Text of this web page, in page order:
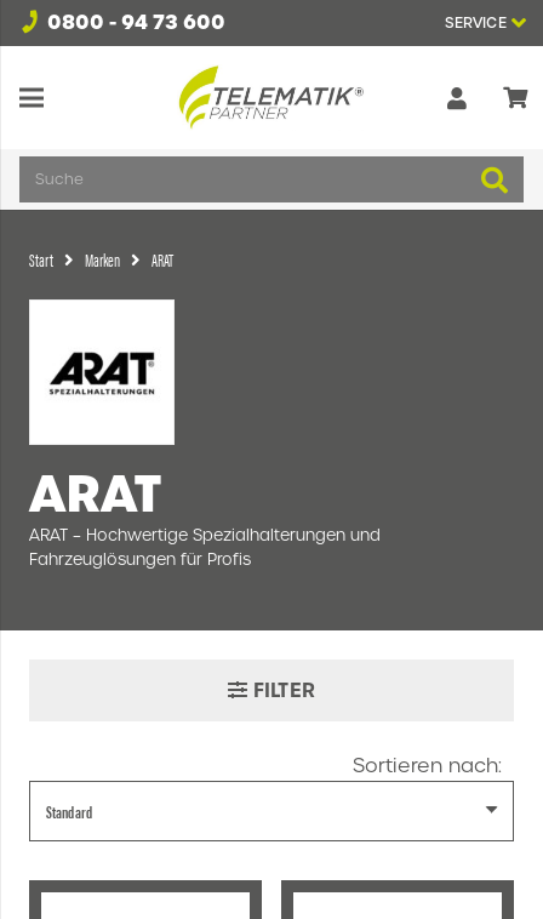
0800 - 94 73 600 SERVICE
Suche
Start Marken ARAT
ARAT
ARAT – Hochwertige Spezialhalterungen und
Fahrzeuglösungen für Profis
FILTER
Sortieren nach: